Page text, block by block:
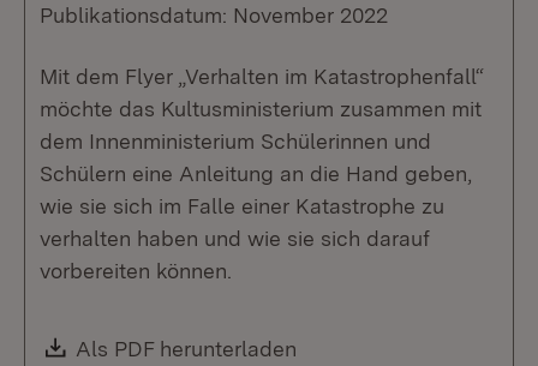
Publikationsdatum: November 2022
Mit dem Flyer „Verhalten im Katastrophenfall“
möchte das Kultusministerium zusammen mit
dem Innenministerium Schülerinnen und
Schülern eine Anleitung an die Hand geben,
wie sie sich im Falle einer Katastrophe zu
verhalten haben und wie sie sich darauf
vorbereiten können.
Download:
Als PDF herunterladen